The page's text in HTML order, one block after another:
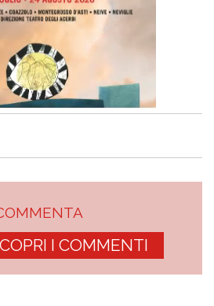
I COMMENTI